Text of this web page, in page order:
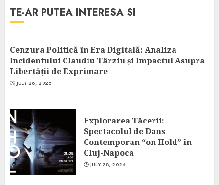
TE-AR PUTEA INTERESA SI
Cenzura Politică în Era Digitală: Analiza
Incidentului Claudiu Târziu și Impactul Asupra
Libertății de Exprimare
JULY 28, 2026
Explorarea Tăcerii:
Spectacolul de Dans
Contemporan “on Hold” în
Cluj-Napoca
JULY 28, 2026